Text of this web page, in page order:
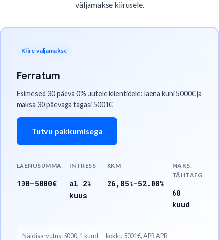
väljamakse kiirusele.
Kiire väljamakse
Ferratum
Esimesed 30 päeva 0% uutele klientidele: laena kuni 5000€ ja
maksa 30 päevaga tagasi 5001€
Tutvu pakkumisega
LAENUSUMMA
100–5000€
INTRESS
al 2%
kuus
KKM
26,85%-52.08%
MAKS.
TÄHTAEG
60
kuud
Näidisarvutus:5000, 1 kuud — kokku 5001€, APRAPR